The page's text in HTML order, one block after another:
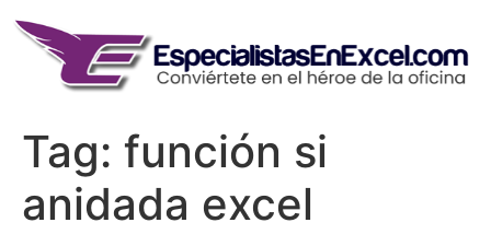
content
Tag: función si
anidada excel